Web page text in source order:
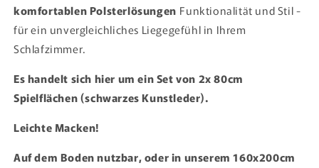
komfortablen Polsterlösungen Funktionalität und Stil -
für ein unvergleichliches Liegegefühl in Ihrem
Schlafzimmer.
Es handelt sich hier um ein Set von 2x 80cm
Spielflächen (schwarzes Kunstleder).
Leichte Macken!
Auf dem Boden nutzbar, oder in unserem 160x200cm